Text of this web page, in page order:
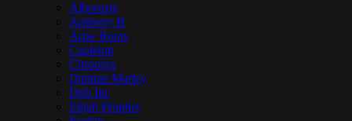
Alborosie
Anthony B
Arise Roots
Capleton
Chronixx
Damian Marley
Dub Inc
Elijah Prophet